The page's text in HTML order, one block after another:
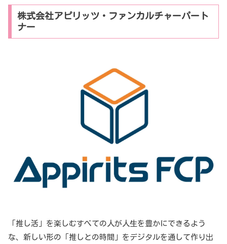
株式会社アピリッツ・ファンカルチャーパート
ナー
「推し活」を楽しむすべての人が人生を豊かにできるよう
な、新しい形の「推しとの時間」をデジタルを通して作り出